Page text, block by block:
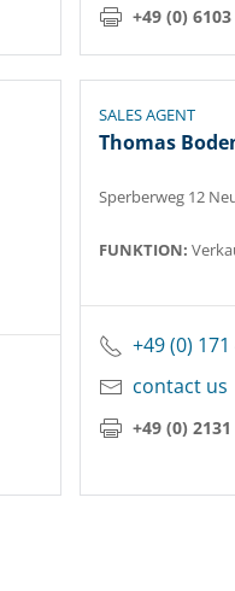
+49 (0)
SALES AGENT
Thomas
Sperberweg 12
FUNKTION:
+49 (0)
contact us
+49 (0)